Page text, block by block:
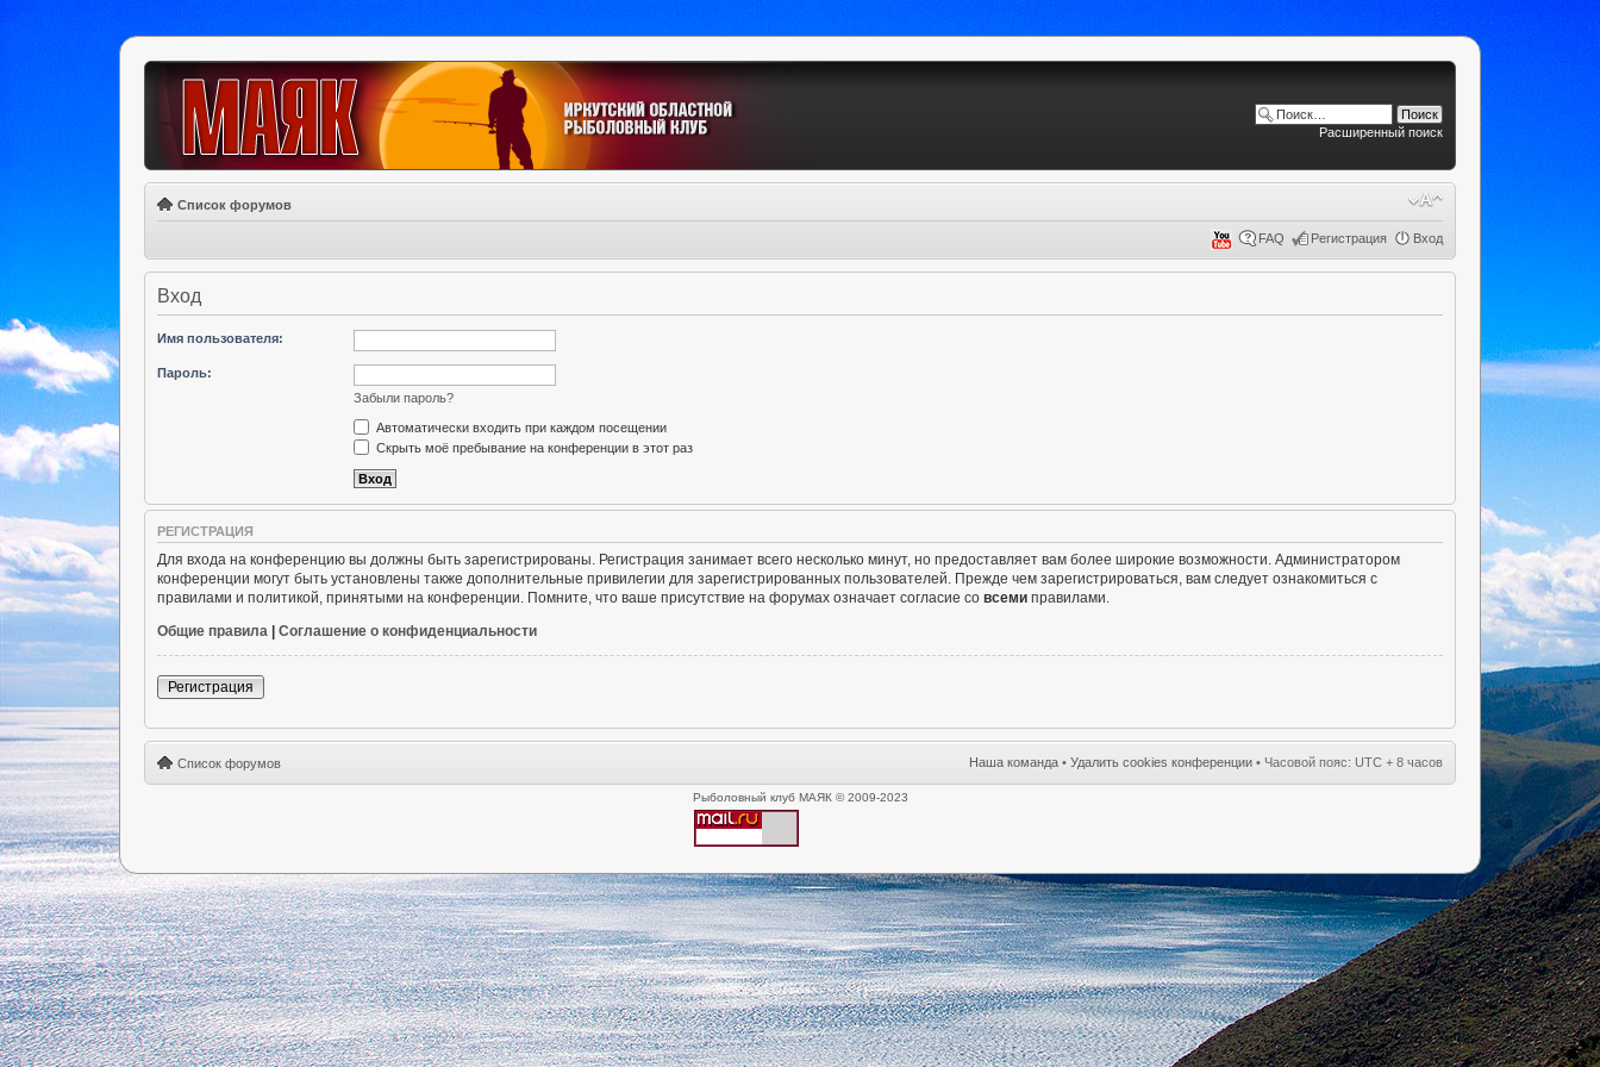
Расширенный поиск
Список форумов
FAQ Регистрация Вход
Вход
Имя пользователя:
Пароль:
Забыли пароль?
Автоматически входить при каждом посещении
Скрыть моё пребывание на конференции в этот раз
РЕГИСТРАЦИЯ
Для входа на конференцию вы должны быть зарегистрированы. Регистрация занимает всего несколько минут, но предоставляет вам более широкие возможности. Администратором
конференции могут быть установлены также дополнительные привилегии для зарегистрированных пользователей. Прежде чем зарегистрироваться, вам следует ознакомиться с
правилами и политикой, принятыми на конференции. Помните, что ваше присутствие на форумах означает согласие со всеми правилами.
Общие правила | Соглашение о конфиденциальности
Регистрация
Список форумов Наша команда • Удалить cookies конференции • Часовой пояс: UTC + 8 часов
Рыболовный клуб МАЯК © 2009-2023